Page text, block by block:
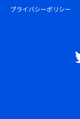
プライバシーポリシー